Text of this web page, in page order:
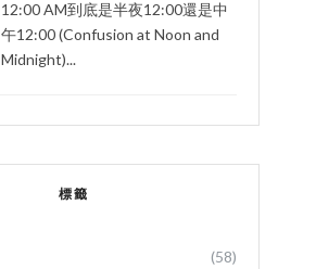
12:00 AM到底是半夜12:00還是中
午12:00 (Confusion at Noon and
Midnight)...
標籤
(58)